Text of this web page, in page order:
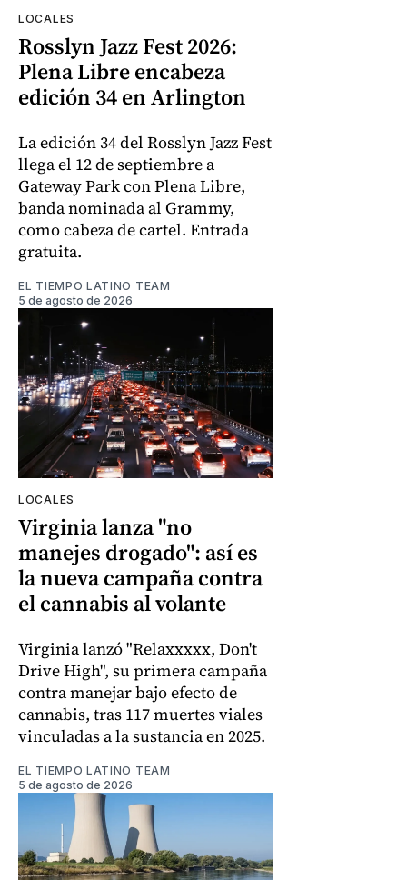
LOCALES
Rosslyn Jazz Fest 2026:
Plena Libre encabeza
edición 34 en Arlington
La edición 34 del Rosslyn Jazz Fest
llega el 12 de septiembre a
Gateway Park con Plena Libre,
banda nominada al Grammy,
como cabeza de cartel. Entrada
gratuita.
EL TIEMPO LATINO TEAM
5 de agosto de 2026
LOCALES
Virginia lanza "no
manejes drogado": así es
la nueva campaña contra
el cannabis al volante
Virginia lanzó "Relaxxxxx, Don't
Drive High", su primera campaña
contra manejar bajo efecto de
cannabis, tras 117 muertes viales
vinculadas a la sustancia en 2025.
EL TIEMPO LATINO TEAM
5 de agosto de 2026